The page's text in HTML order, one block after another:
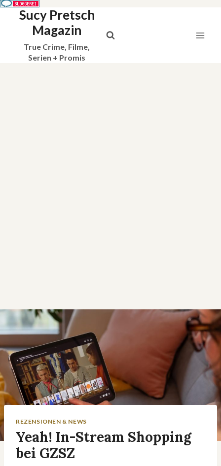
Sucy Pretsch
Magazin
True Crime, Filme,
Serien + Promis
REZENSIONEN & NEWS
Yeah! In-Stream Shopping
bei GZSZ